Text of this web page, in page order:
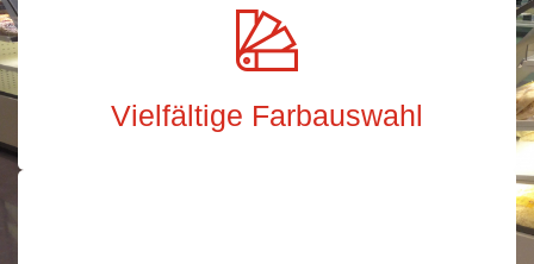
Vielfältige Farbauswahl